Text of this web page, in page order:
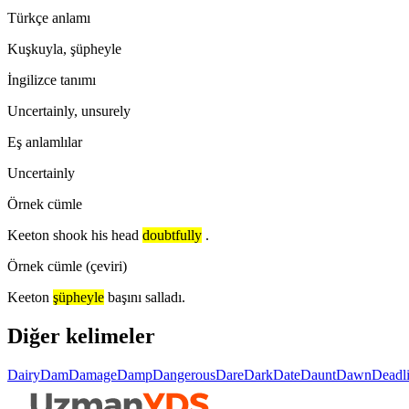
Türkçe anlamı
Kuşkuyla, şüpheyle
İngilizce tanımı
Uncertainly, unsurely
Eş anlamlılar
Uncertainly
Örnek cümle
Keeton shook his head doubtfully .
Örnek cümle (çeviri)
Keeton şüpheyle başını salladı.
Diğer kelimeler
DairyDamDamageDampDangerousDareDarkDateDauntDawn